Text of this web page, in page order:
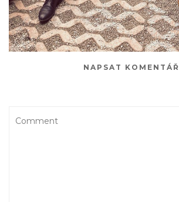
NAPSAT KOMENTÁŘ